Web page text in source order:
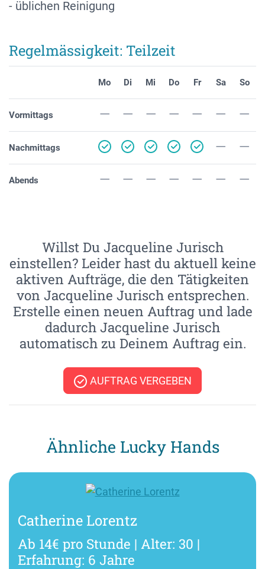
- üblichen Reinigung
Regelmässigkeit: Teilzeit
Mo Di Mi Do Fr Sa So
Vormittags
Nachmittags
Abends
Willst Du Jacqueline Jurisch
einstellen? Leider hast du aktuell keine
aktiven Aufträge, die den Tätigkeiten
von Jacqueline Jurisch entsprechen.
Erstelle einen neuen Auftrag und lade
dadurch Jacqueline Jurisch
automatisch zu Deinem Auftrag ein.
AUFTRAG VERGEBEN
Ähnliche Lucky Hands
Catherine Lorentz
Ab 14€ pro Stunde | Alter: 30 |
Erfahrung: 6 Jahre